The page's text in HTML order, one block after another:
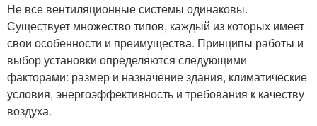
Не все вентиляционные системы одинаковы.
Существует множество типов, каждый из которых имеет
свои особенности и преимущества. Принципы работы и
выбор установки определяются следующими
факторами: размер и назначение здания, климатические
условия, энергоэффективность и требования к качеству
воздуха.